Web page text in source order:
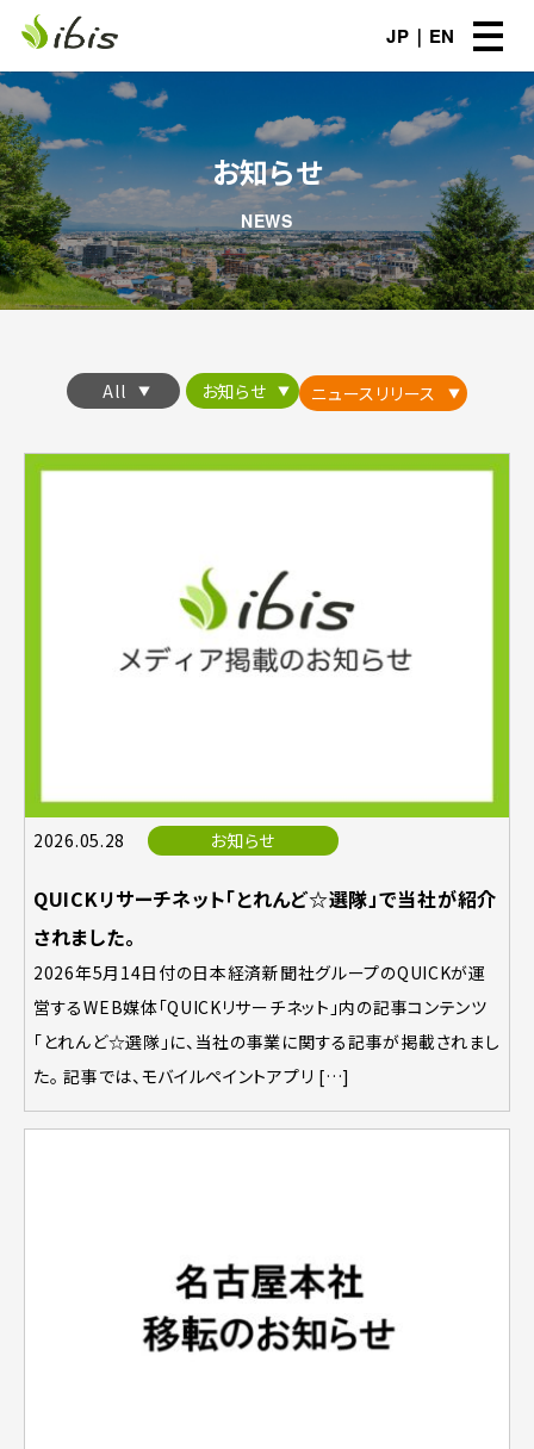
JP EN
お知らせ
NEWS
All お知らせ ニュースリリース
2026.05.28 お知らせ
QUICKリサーチネット「とれんど☆選隊」で当社が紹介
されました。
2026年5月14日付の日本経済新聞社グループのQUICKが運
営するWEB媒体「QUICKリサーチネット」内の記事コンテンツ
「とれんど☆選隊」に、当社の事業に関する記事が掲載されまし
た。 記事では、モバイルペイントアプリ […]